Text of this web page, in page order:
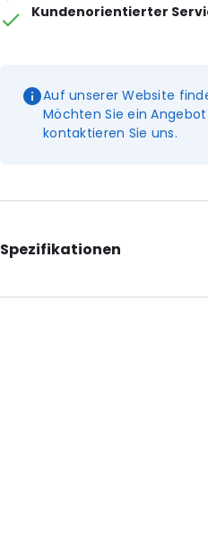
Kundenorientierter
Auf unserer Website
Möchten Sie ein
kontaktieren Sie uns.
Spezifikationen
Additional information: Mit